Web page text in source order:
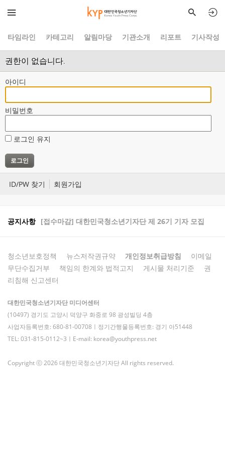
타임라인 카테고리 알림마당 기관소개 리포트 기사작성
권한이 없습니다.
아이디
비밀번호
로그인 유지
ID/PW 찾기 회원가입
공지사항 [접수마감] 대한민국청소년기자단 제 26기 기자 모집
청소년보호정책 뉴스저작권규약 개인정보취급방침
이메일
무단수집거부
책임의 한계와 법적고지 게시물 처리기준
권
리침해 신고센터
대한민국청소년기자단 미디어센터
(10497) 경기도 고양시 덕양구 화중로 98 광성빌딩 4층
사업자등록번호: 680-81-00708ㅣ정기간행물등록번호: 경기 아51448
TEL: 031-815-0112~3ㅣE-mail: korea@youthpress.net
Copyright ⓒ 2026 대한민국청소년기자단 All rights reserved.